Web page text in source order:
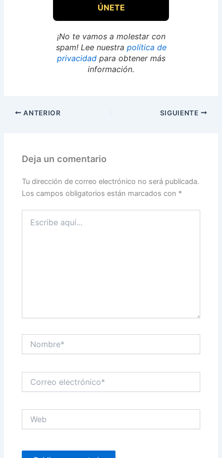
¡No te vamos a molestar con
spam! Lee nuestra política de
privacidadpara obtener más
información.
ANTERIOR SIGUIENTE
Deja un comentario
Tu dirección de correo electrónico no será publicada.
Los campos obligatorios están marcados con *
aquí...
electrónico*